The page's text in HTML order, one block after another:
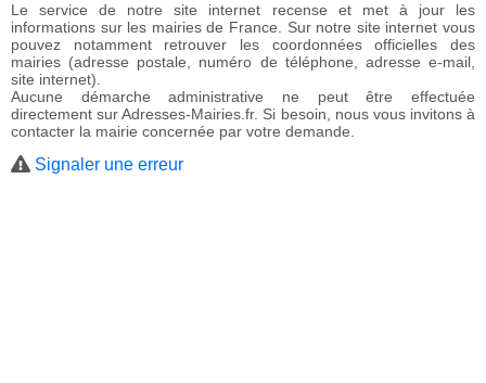
Le service de notre site internet recense et met à jour les
informations sur les mairies de France. Sur notre site internet vous
pouvez notamment retrouver les coordonnées officielles des
mairies (adresse postale, numéro de téléphone, adresse e-mail,
site internet).
Aucune démarche administrative ne peut être effectuée
directement sur Adresses-Mairies.fr. Si besoin, nous vous invitons à
contacter la mairie concernée par votre demande.
Signaler une erreur